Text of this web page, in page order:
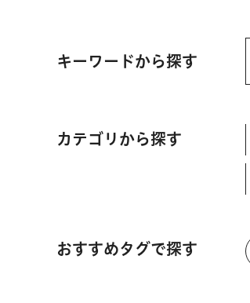
キーワードから探す
カテゴリから探す
おすすめタグで探す